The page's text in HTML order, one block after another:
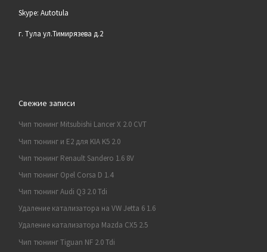
Skype: Autotula
г. Тула ул.Тимирязева д.2
Свежие записи
Чип тюнинг Mitsubishi Lancer X 2.0 CVT
Чип тюнинг и E2 для KIA K5 2.0
Чип тюнинг Renault Sandero 1.6 8V
Чип тюнинг Opel Corsa D 1.4
Чип тюнинг Audi Q3 2.0 Tdi
Удаление катализатора на VW Jetta 6 1.6
Удаление катализатора Mazda CX5 2.5
Чип тюнинг Tiguan NF 2.0 Tdi